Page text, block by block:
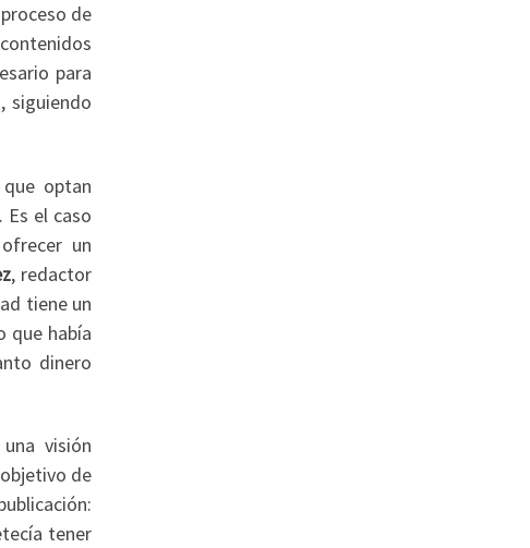
de
para
siguiendo
optan
el caso
un
, redactor
tiene un
que había
dinero
visión
de
tener